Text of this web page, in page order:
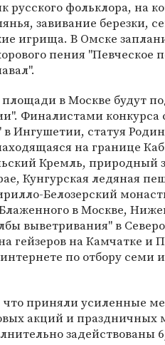
русского фольклора, на
завивание березки,
игрища. В Омске
пения "Певческое
в Москве будут
Финалистами конкурса
в Ингушетии, статуя
на границе
Кремль, природный
Кунгурская ледяная
Белозерский
в Москве,
выветривания" в
гейзеров на Камчатке и
по отбору семи
приняли усиленные
акций и праздничных
задействованы